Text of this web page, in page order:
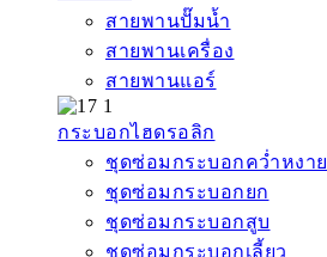
สายพานปั๊มน้ำ
สายพานเครื่อง
สายพานแอร์
กระบอกไฮดรอลิก
ชุดซ่อมกระบอกคว่ำหงาย
ชุดซ่อมกระบอกยก
ชุดซ่อมกระบอกสูบ
ชุดซ่อมกระบอกเลี้ยว